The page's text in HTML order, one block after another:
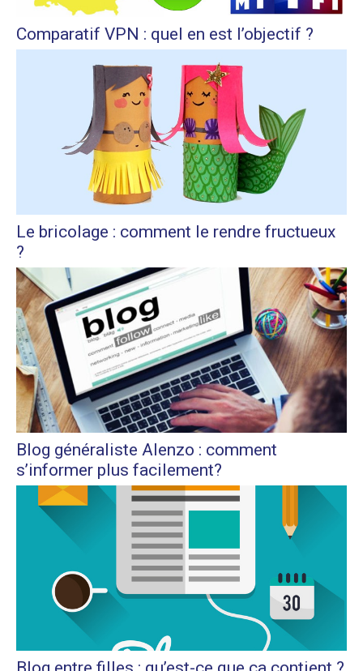
Comparatif VPN : quel en est l’objectif ?
Le bricolage : comment le rendre fructueux
?
Blog généraliste Alenzo : comment
s’informer plus facilement?